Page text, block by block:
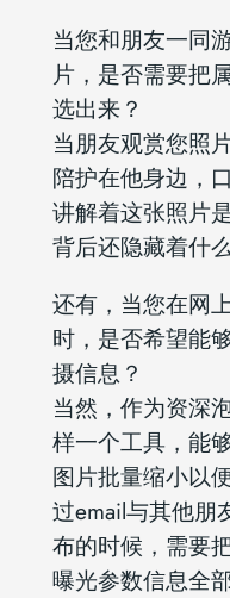
当您和朋友一同
片，是否需要把
选出来？
当朋友观赏您照
陪护在他身边，
讲解着这张照片
背后还隐藏着什
还有，当您在网
时，是否希望能
摄信息？
当然，作为资深
样一个工具，能
图片批量缩小以
过email与其他朋
布的时候，需要
曝光参数信息全